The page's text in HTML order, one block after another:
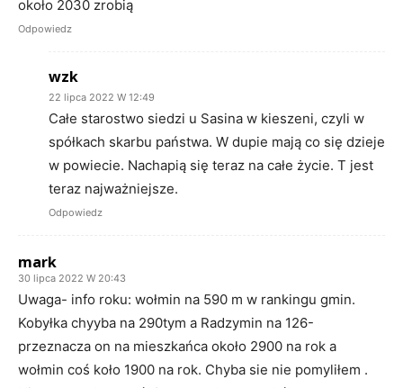
około 2030 zrobią
Odpowiedz
wzk
22 lipca 2022 W 12:49
Całe starostwo siedzi u Sasina w kieszeni, czyli w
spółkach skarbu państwa. W dupie mają co się dzieje
w powiecie. Nachapią się teraz na całe życie. T jest
teraz najważniejsze.
Odpowiedz
mark
30 lipca 2022 W 20:43
Uwaga- info roku: wołmin na 590 m w rankingu gmin.
Kobyłka chyyba na 290tym a Radzymin na 126-
przeznacza on na mieszkańca około 2900 na rok a
wołmin coś koło 1900 na rok. Chyba sie nie pomyliłem .